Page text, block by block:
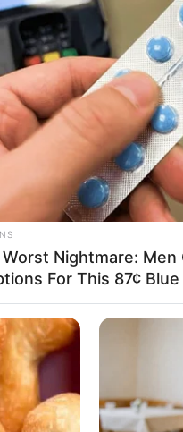
compartilharem
e apoio
Nightmare: Men
For This 87¢ Blue